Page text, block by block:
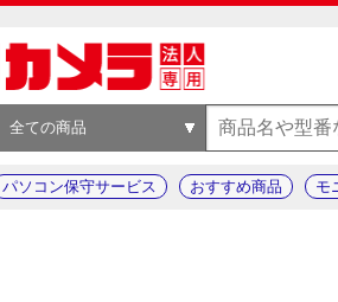
全ての商品
パソコン保守サービス おすすめ商品 モ